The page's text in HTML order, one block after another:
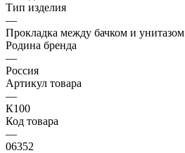
Тип изделия
—
Прокладка между бачком и унитазом
Родина бренда
—
Россия
Артикул товара
—
К100
Код товара
—
06352